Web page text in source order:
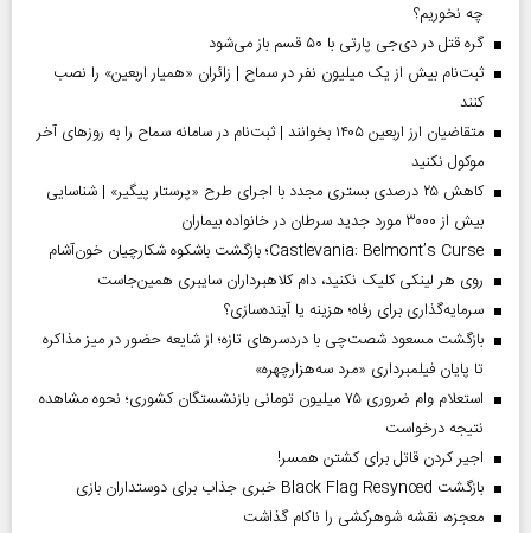
چه نخوریم؟
گره قتل در دی‌جی پارتی با ۵۰ قسم باز می‌شود
ثبت‌نام بیش از یک میلیون نفر در سماح | زائران «همیار اربعین» را نصب
کنند
متقاضیان ارز اربعین ۱۴۰۵ بخوانند | ثبت‌نام در سامانه سماح را به روز‌های آخر
موکول نکنید
کاهش ۲۵ درصدی بستری مجدد با اجرای طرح «پرستار پیگیر» | شناسایی
بیش از ۳۰۰۰ مورد جدید سرطان در خانواده بیماران
Castlevania: Belmont’s Curse؛ بازگشت باشکوه شکارچیان خون‌آشام
روی هر لینکی کلیک نکنید، دام کلاهبرداران سایبری همین‌جاست
سرمایه‌گذاری برای رفاه؛ هزینه یا آینده‌سازی؟
بازگشت مسعود شصت‌چی با دردسر‌های تازه؛ از شایعه حضور در میز مذاکره
تا پایان فیلمبرداری «مرد سه‌هزارچهره»
استعلام وام ضروری ۷۵ میلیون تومانی بازنشستگان کشوری؛ نحوه مشاهده
نتیجه درخواست
اجیر کردن قاتل برای کشتن همسر!
بازگشت Black Flag Resynced خبری جذاب برای دوستداران بازی
معجزه، نقشه شوهرکشی را ناکام گذاشت